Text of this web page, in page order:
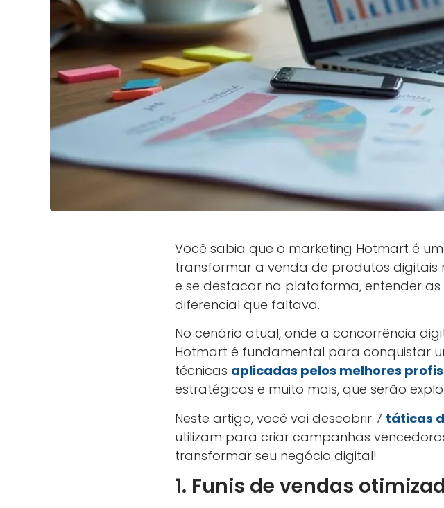
Você sabia que o marketing Hotmart é
transformar a venda de produtos digitais
e se destacar na plataforma, entender
diferencial que faltava.
No cenário atual, onde a concorrência
Hotmart é fundamental para conquistar
técnicas aplicadas pelos melhores
estratégicas e muito mais, que serão
Neste artigo, você vai descobrir 7 táticas
utilizam para criar campanhas
transformar seu negócio digital!
1. Funis de vendas